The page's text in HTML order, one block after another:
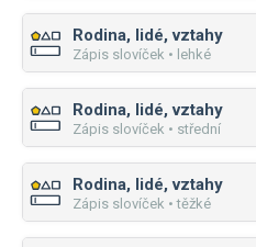
Rodina, lidé, vztahy
Zápis slovíček • lehké
Rodina, lidé, vztahy
Zápis slovíček • střední
Rodina, lidé, vztahy
Zápis slovíček • těžké